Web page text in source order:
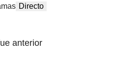
Directo
anterior